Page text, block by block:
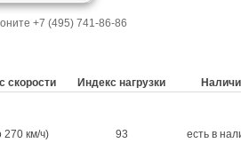
+7 (495) 741-86-86
скорости Индекс нагрузки
270 км/ч) 93 есть в